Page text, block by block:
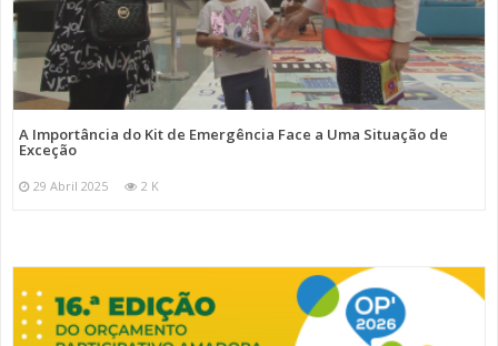
A Importância do Kit de Emergência Face a Uma Situação de
Exceção
29 Abril 2025 2 K